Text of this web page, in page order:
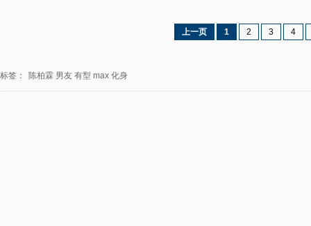
上一页 1 2 3 4
标签： 陈柏霖 男友 有型 max 化身